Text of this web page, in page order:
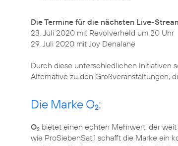
Die Termine für die nächsten Live-
23. Juli 2020 mit Revolverheld um 20 Uhr
29. Juli 2020 mit Joy Denalane
Durch diese unterschiedlichen Initiativen
Alternative zu den Großveranstaltungen,
Die Marke O2:
O2 bietet einen echten Mehrwert, der
wie ProSiebenSat.1 schafft die Marke ein